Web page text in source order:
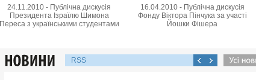
24.11.2010 - Публічна дискусія
Президента Ізраїлю Шимона
Переса з українськими студентами
16.04.2010 - Публічна дискусія
Фонду Віктора Пінчука за участі
Йошки Фішера
RSS